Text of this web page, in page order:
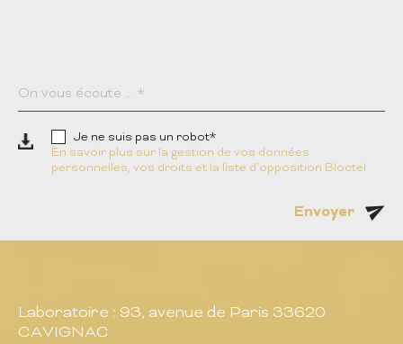
On vous écoute ... *
Je ne suis pas un robot*
En savoir plus sur la gestion de vos données
personnelles, vos droits et la liste d’opposition Bloctel
Envoyer
Laboratoire : 93, avenue de Paris 33620
CAVIGNAC